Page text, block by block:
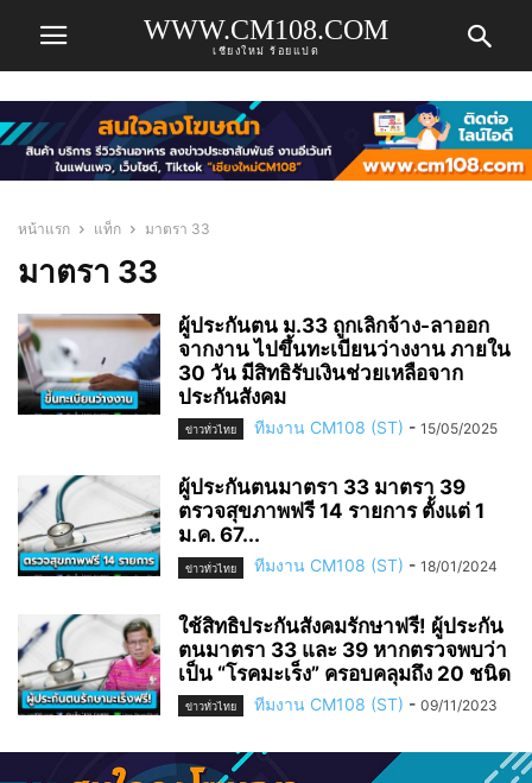
WWW.CM108.COM
เชียงใหม่ ร้อยแปด
หน้าแรก แท็ก มาตรา 33
มาตรา 33
ผู้ประกันตน ม.33 ถูกเลิกจ้าง-ลาออก
จากงาน ไปขึ้นทะเบียนว่างงาน ภายใน
30 วัน มีสิทธิรับเงินช่วยเหลือจาก
ประกันสังคม
ข่าวทั่วไทย ทีมงาน CM108 (ST) - 15/05/2025
ผู้ประกันตนมาตรา 33 มาตรา 39
ตรวจสุขภาพฟรี 14 รายการ ตั้งแต่ 1
ม.ค. 67...
ข่าวทั่วไทย ทีมงาน CM108 (ST) - 18/01/2024
ใช้สิทธิประกันสังคมรักษาฟรี! ผู้ประกัน
ตนมาตรา 33 และ 39 หากตรวจพบว่า
เป็น “โรคมะเร็ง” ครอบคลุมถึง 20 ชนิด
ข่าวทั่วไทย ทีมงาน CM108 (ST) - 09/11/2023